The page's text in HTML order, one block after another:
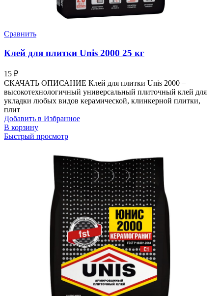
Сравнить
Клей для плитки Unis 2000 25 кг
15 ₽
СКАЧАТЬ ОПИСАНИЕ Клей для плитки Unis 2000 –
высокотехнологичный универсальный плиточный клей для
укладки любых видов керамической, клинкерной плитки,
плит
Добавить в Избранное
В корзину
Быстрый просмотр